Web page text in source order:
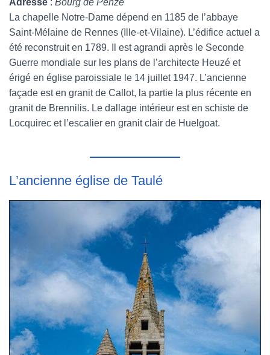
Adresse : Bourg de Penzé
La chapelle Notre-Dame dépend en 1185 de l’abbaye
Saint-Mélaine de Rennes (Ille-et-Vilaine). L’édifice actuel a
été reconstruit en 1789. Il est agrandi après le Seconde
Guerre mondiale sur les plans de l’architecte Heuzé et
érigé en église paroissiale le 14 juillet 1947. L’ancienne
façade est en granit de Callot, la partie la plus récente en
granit de Brennilis. Le dallage intérieur est en schiste de
Locquirec et l’escalier en granit clair de Huelgoat.
L’ancienne église de Taulé